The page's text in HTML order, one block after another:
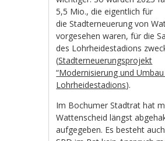
5,5 Mio., die eigentlich für
die Stadterneuerung von
vorgesehen waren, für die
des Lohrheidestadions
(Stadterneuerungsprojekt
“Modernisierung und
Lohrheidestadions).
Im Bochumer Stadtrat hat
Wattenscheid längst
aufgegeben. Es besteht